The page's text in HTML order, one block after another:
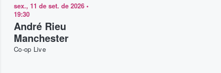
sex., 11 de set. de 2026 •
19:30
André Rieu
Manchester
Co-op Live